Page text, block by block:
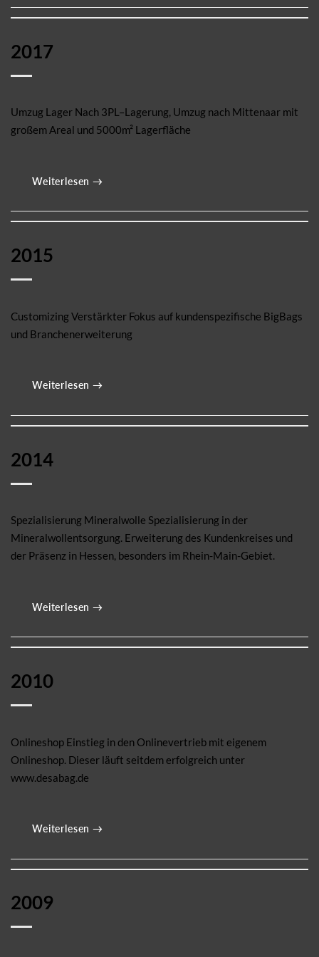
2017
Umzug Lager Nach 3PL–Lagerung, Umzug nach Mittenaar mit
großem Areal und 5000m² Lagerfläche
Weiterlesen→
2015
Customizing Verstärkter Fokus auf kundenspezifische BigBags
und Branchenerweiterung
Weiterlesen→
2014
Spezialisierung Mineralwolle Spezialisierung in der
Mineralwollentsorgung. Erweiterung des Kundenkreises und
der Präsenz in Hessen, besonders im Rhein-Main-Gebiet.
Weiterlesen→
2010
Onlineshop Einstieg in den Onlinevertrieb mit eigenem
Onlineshop. Dieser läuft seitdem erfolgreich unter
www.desabag.de
Weiterlesen→
2009